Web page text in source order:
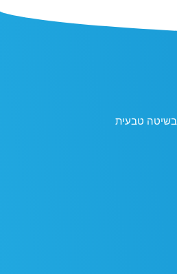
בשיטה טבעית